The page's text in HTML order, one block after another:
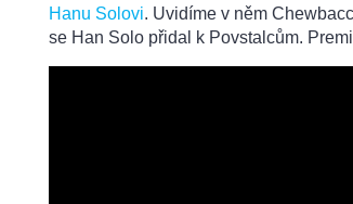
Hanu Solovi. Uvidíme v něm
se Han Solo přidal k Povstalcům.